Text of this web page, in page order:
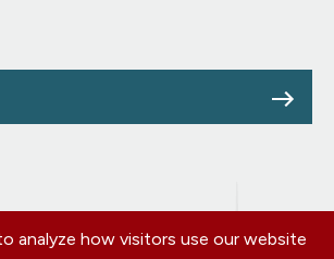
analyze how visitors use our website